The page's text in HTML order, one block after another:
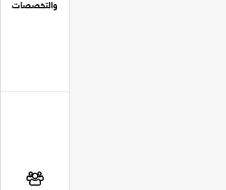
والتخصصات